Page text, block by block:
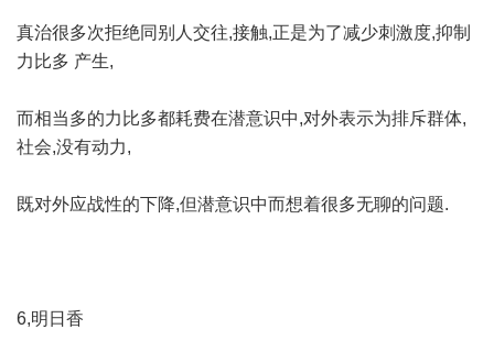
真治很多次拒绝同别人交往,接触,正是为了减少刺激度,抑制
力比多 产生,
而相当多的力比多都耗费在潜意识中,对外表示为排斥群体,
社会,没有动力,
既对外应战性的下降,但潜意识中而想着很多无聊的问题.
6,明日香